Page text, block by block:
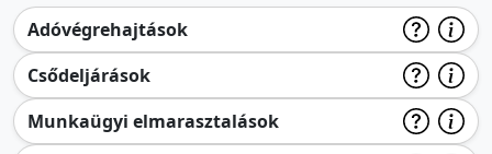
Adóvégrehajtások
Csődeljárások
Munkaügyi elmarasztalások